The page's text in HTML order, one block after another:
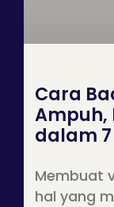
Cara
Ampuh,
dalam
Membuat
hal yang